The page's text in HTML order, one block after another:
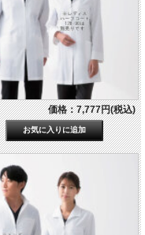
価格：7,777円(税込)